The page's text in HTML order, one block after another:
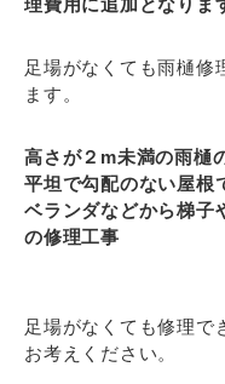
足場がなくても雨樋修
ます。
高さが２m未満の雨樋
平坦で勾配のない屋根
ベランダなどから梯子
の修理工事
足場がなくても修理で
お考えください。